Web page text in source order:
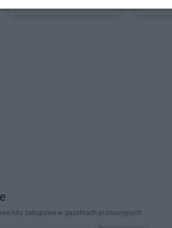
hity zakupowe w gazetkach promocyjnych